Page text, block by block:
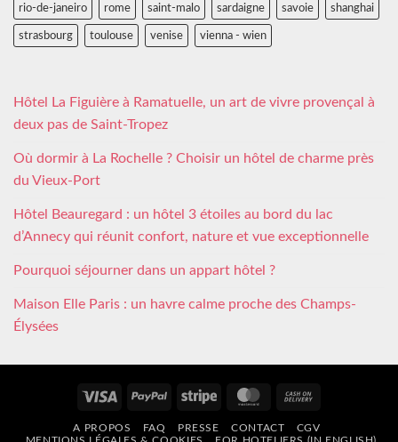
rio-de-janeiro rome saint-malo sardaigne savoie shanghai
strasbourg toulouse venise vienna - wien
Hôtel La Figuière à Ramatuelle, un art de vivre provençal à
deux pas de Saint-Tropez
Où dormir à La Rochelle ? Choisir un hôtel de charme près
du Vieux-Port
Hôtel Beauregard : un hôtel 3 étoiles au bord du lac
d’Annecy qui réunit confort, nature et vue exceptionnelle
Pourquoi séjourner dans un appart hôtel ?
Maison Elle Paris : un havre calme proche des Champs-
Élysées
Visa PayPal Stripe MasterCard
Delivery
A PROPOS FAQ PRESSE CONTACT
CGV